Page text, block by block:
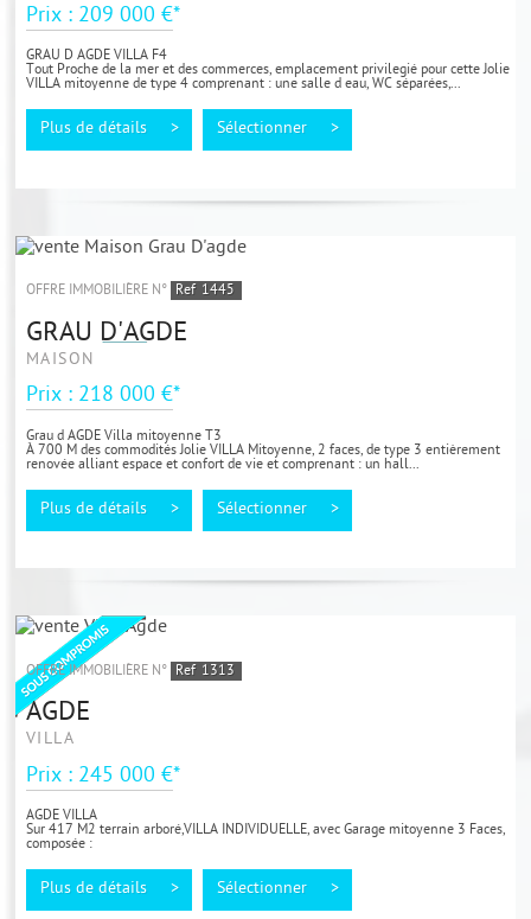
Prix : 209 000 €*
GRAU D AGDE VILLA F4
Tout Proche de la mer et des commerces, emplacement privilegié pour cette Jolie
VILLA mitoyenne de type 4 comprenant : une salle d eau, WC séparées,...
Plus de détails > Sélectionner >
OFFRE IMMOBILIÈRE N° Ref 1445
GRAU D'AGDE
MAISON
Prix : 218 000 €*
Grau d AGDE Villa mitoyenne T3
À 700 M des commodités Jolie VILLA Mitoyenne, 2 faces, de type 3 entièrement
renovée alliant espace et confort de vie et comprenant : un hall...
Plus de détails > Sélectionner >
OFFRE IMMOBILIÈRE N° Ref 1313
AGDE
VILLA
Prix : 245 000 €*
AGDE VILLA
Sur 417 M2 terrain arboré,VILLA INDIVIDUELLE, avec Garage mitoyenne 3 Faces,
composée :
Plus de détails > Sélectionner >